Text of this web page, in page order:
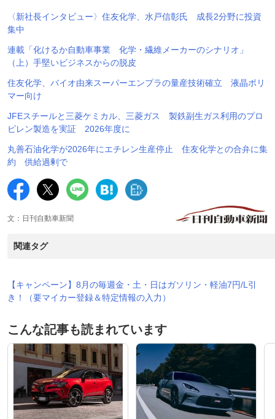
〈新社長インタビュー〉住友化学、水戸信彰氏 成長2分野に投資
集中
連載「化けるか自動車事業 化学・繊維メーカーのシナリオ」
（上）手堅いビジネスからの脱皮
住友化学、バイオ由来スーパーエンプラの量産技術確立 液晶ポリ
マー向け
JFEスチールと三菱ケミカル、三菱ガス 製鉄副生ガス利用のプロ
ピレン製造を実証 2026年度に
丸善石油化学が2026年にエチレン生産停止 住友化学との合弁に集
約 供給過剰で
文：日刊自動車新聞
関連タグ
【キャンペーン】8月の毎週金・土・日はガソリン・軽油7円/L引
き！（要マイカー登録＆特定情報の入力）
こんな記事も読まれています